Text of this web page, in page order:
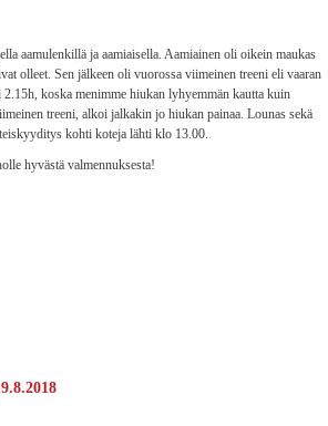
aamulenkillä ja aamiaisella. Aamiainen oli oikein maukas
olleet. Sen jälkeen oli vuorossa viimeinen treeni eli vaaran
koska menimme hiukan lyhyemmän kautta kuin
treeni, alkoi jalkakin jo hiukan painaa. Lounas sekä
kohti koteja lähti klo 13.00.
hyvästä valmennuksesta!